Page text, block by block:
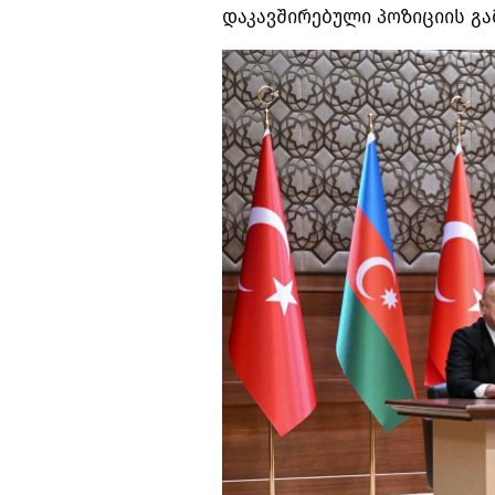
დაკავშირებული პოზიციის